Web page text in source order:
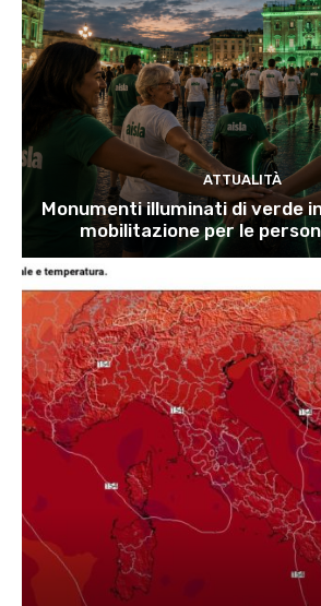
ATTUALITÀ
Monumenti illuminati di verde
mobilitazione per le